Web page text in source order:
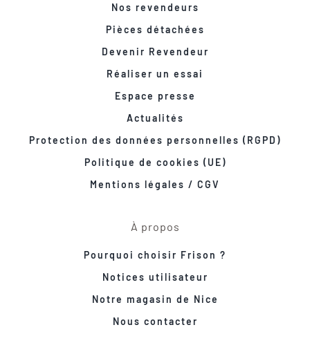
Nos revendeurs
Pièces détachées
Devenir Revendeur
Réaliser un essai
Espace presse
Actualités
Protection des données personnelles (RGPD)
Politique de cookies (UE)
Mentions légales / CGV
À propos
Pourquoi choisir Frison ?
Notices utilisateur
Notre magasin de Nice
Nous contacter